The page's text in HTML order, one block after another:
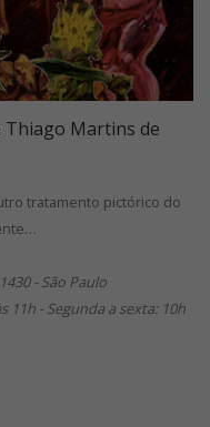
Thiago Martins de
tratamento pictórico do
- São Paulo
11h - Segunda a sexta: 10h